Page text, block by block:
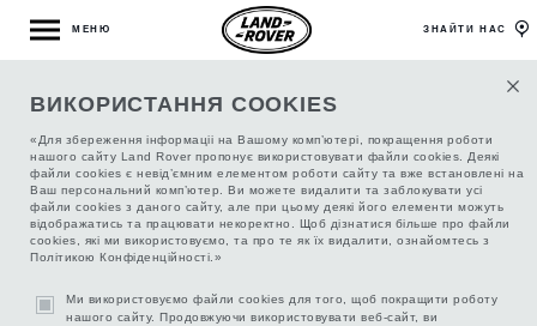
ВИКОРИСТАННЯ COOKIES
«Для збереження інформаціі на Вашому комп’ютері, покращення роботи
нашого сайту Land Rover пропонує використовувати файли cookies. Деякі
файли cookies є невід’ємним елементом роботи сайту та вже встановлені на
Ваш персональний комп’ютер. Ви можете видалити та заблокувати усі
файли cookies з даного сайту, але при цьому деякі його елементи можуть
відображатись та працювати некоректно. Щоб дізнатися більше про файли
cookies, які ми використовуємо, та про те як їх видалити, ознайомтесь з
Політикою Конфіденційності.»
Ми використовуємо файли cookies для того, щоб покращити роботу
нашого сайту. Продовжуючи використовувати веб-сайт, ви
МЕНЮ ЗНАЙТИ НАС
ДИСК ЛЕГКОСПЛАВНИЙ R21